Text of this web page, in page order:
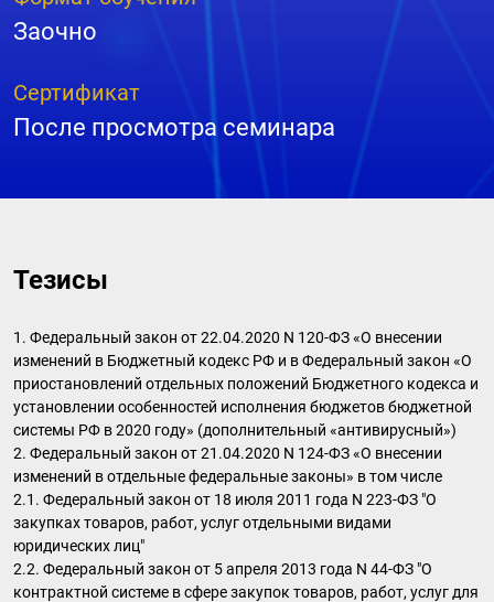
Заочно
Сертификат
После просмотра семинара
Тезисы
1. Федеральный закон от 22.04.2020 N 120-ФЗ «О внесении
изменений в Бюджетный кодекс РФ и в Федеральный закон «О
приостановлений отдельных положений Бюджетного кодекса и
установлении особенностей исполнения бюджетов бюджетной
системы РФ в 2020 году» (дополнительный «антивирусный»)
2. Федеральный закон от 21.04.2020 N 124-ФЗ «О внесении
изменений в отдельные федеральные законы» в том числе
2.1. Федеральный закон от 18 июля 2011 года N 223-ФЗ "О
закупках товаров, работ, услуг отдельными видами
юридических лиц"
2.2. Федеральный закон от 5 апреля 2013 года N 44-ФЗ "О
контрактной системе в сфере закупок товаров, работ, услуг для